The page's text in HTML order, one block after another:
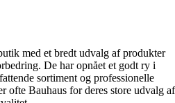
med et bredt udvalg af produkter
De har opnået et godt ry i
sortiment og professionelle
ofte Bauhaus for deres store udvalg af